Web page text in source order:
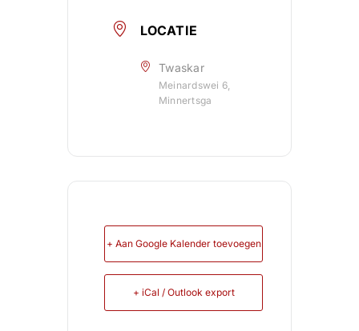
LOCATIE
Twaskar
Meinardswei 6,
Minnertsga
+ Aan Google Kalender toevoegen
+ iCal / Outlook export